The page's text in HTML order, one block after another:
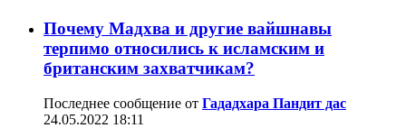
Почему Мадхва и другие вайшнавы
терпимо относились к исламским и
британским захватчикам?
Последнее сообщение от Гададхара Пандит дас
24.05.2022 18:11